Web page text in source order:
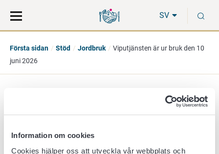
Information om cookies
Cookies hjälper oss att utveckla vår webbplats och
direkt
till
på
hela
SV
Första sidan Stöd Jordbruk
Viputjänsten är ur bruk den 10
juni 2026
Viputjänsten är ur bruk